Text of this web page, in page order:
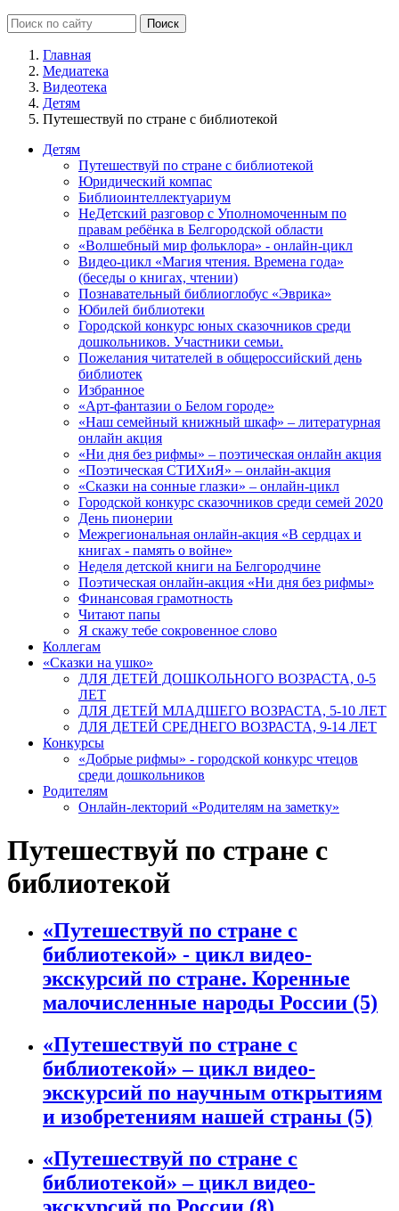
Главная
Медиатека
Видеотека
Детям
Путешествуй по стране с библиотекой
Детям
Путешествуй по стране с библиотекой
Юридический компас
Библиоинтеллектуариум
НеДетский разговор с Уполномоченным по
правам ребёнка в Белгородской области
«Волшебный мир фольклора» - онлайн-цикл
Видео-цикл «Магия чтения. Времена года»
(беседы о книгах, чтении)
Познавательный библиоглобус «Эврика»
Юбилей библиотеки
Городской конкурс юных сказочников среди
дошкольников. Участники семьи.
Пожелания читателей в общероссийский день
библиотек
Избранное
«Арт-фантазии о Белом городе»
«Наш семейный книжный шкаф» – литературная
онлайн акция
«Ни дня без рифмы» – поэтическая онлайн акция
«Поэтическая СТИХиЯ» – онлайн-акция
«Сказки на сонные глазки» – онлайн-цикл
Городской конкурс сказочников среди семей 2020
День пионерии
Межрегиональная онлайн-акция «В сердцах и
книгах - память о войне»
Неделя детской книги на Белгородчине
Поэтическая онлайн-акция «Ни дня без рифмы»
Финансовая грамотность
Читают папы
Я скажу тебе сокровенное слово
Коллегам
«Сказки на ушко»
ДЛЯ ДЕТЕЙ ДОШКОЛЬНОГО ВОЗРАСТА, 0-5
ЛЕТ
ДЛЯ ДЕТЕЙ МЛАДШЕГО ВОЗРАСТА, 5-10 ЛЕТ
ДЛЯ ДЕТЕЙ СРЕДНЕГО ВОЗРАСТА, 9-14 ЛЕТ
Конкурсы
«Добрые рифмы» - городской конкурс чтецов
среди дошкольников
Родителям
Онлайн-лекторий «Родителям на заметку»
Путешествуй по стране с
библиотекой
«Путешествуй по стране с
библиотекой» - цикл видео-
экскурсий по стране. Коренные
малочисленные народы России (5)
«Путешествуй по стране с
библиотекой» – цикл видео-
экскурсий по научным открытиям
и изобретениям нашей страны (5)
«Путешествуй по стране с
библиотекой» – цикл видео-